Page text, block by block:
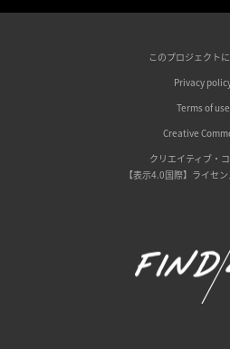
このプロジェクト
Privacy
Terms of use
Creative
クリエイティブ・
【表示4.0国際】ライセ